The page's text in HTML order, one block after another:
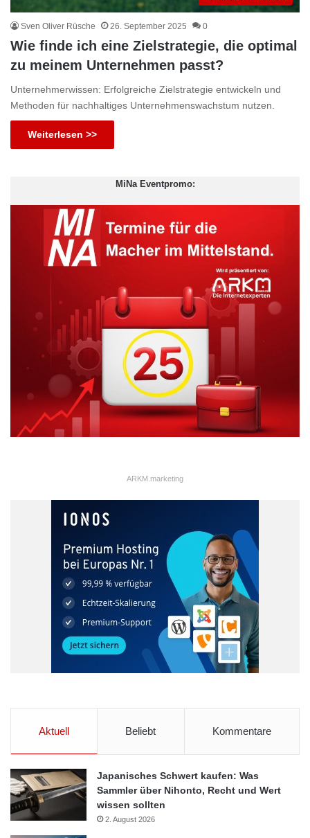
Sven Oliver Rüsche 26. September 2025 0
Wie finde ich eine Zielstrategie, die optimal
zu meinem Unternehmen passt?
Unternehmerwissen: Erfolgreiche Zielstrategie entwickeln und
Methoden für nachhaltiges Unternehmenswachstum nutzen.
Weiterlesen >>
MiNa Eventpromo:
ARKM.marketing
Aktuell Beliebt Kommentare
Japanisches Schwert kaufen: Was
Sammler über Nihonto, Recht und Wert
wissen sollten
2. August 2026